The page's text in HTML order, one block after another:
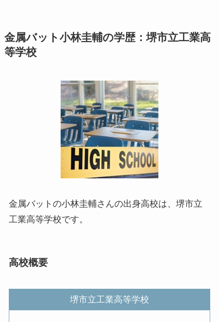
金属バット小林圭輔の学歴：堺市立工業高
等学校
金属バットの小林圭輔さんの出身高校は、堺市立
工業高等学校です。
高校概要
堺市立工業高等学校